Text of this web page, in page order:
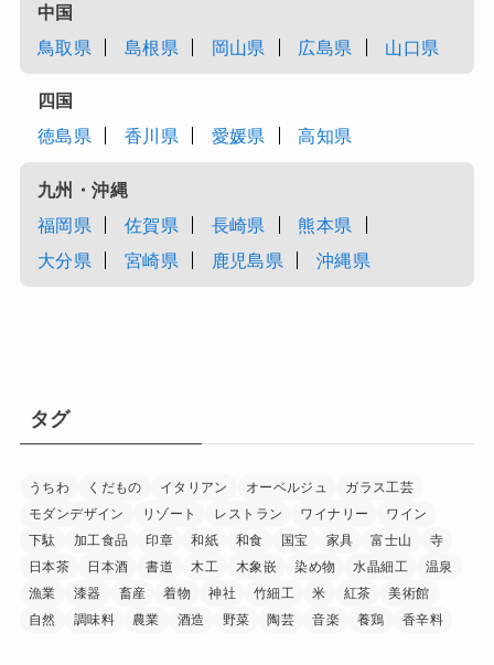
中国
鳥取県
島根県 岡山県 広島県 山口県
四国
徳島県
香川県 愛媛県 高知県
九州・沖縄
福岡県
佐賀県 長崎県
熊本県
大分県
宮崎県 鹿児島県 沖縄県
タグ
うちわ くだもの イタリアン オーベルジュ
ガラス工芸
モダンデザイン
リゾート レストラン ワイナリー
ワイン
下駄
加工食品 印章 和紙 和食 国宝 家具 富士山
寺
日本茶
日本酒 書道 木工 木象嵌 染め物 水晶細工
温泉
漁業
漆器 畜産 着物 神社 竹細工 米 紅茶
美術館
自然
調味料 農業 酒造 野菜 陶芸 音楽 養鶏 香辛料